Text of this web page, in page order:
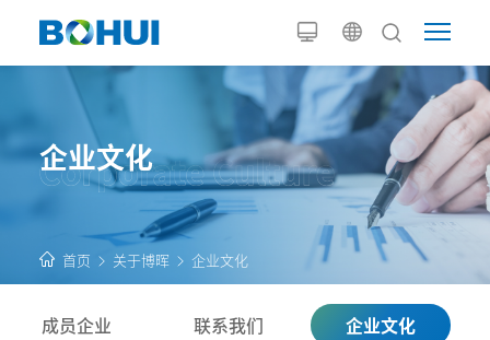
企业文化
首页 关于博晖 企业文化
成员企业 联系我们 企业文化